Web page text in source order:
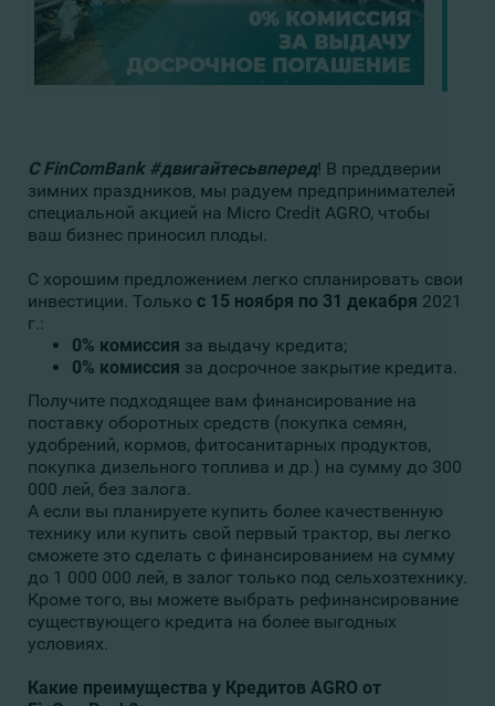
С FinComBank #двигайтесьвперед! В преддверии
зимних праздников, мы радуем предпринимателей
специальной акцией на Micro Credit AGRO, чтобы
ваш бизнес приносил плоды.
С хорошим предложением легко спланировать свои
инвестиции. Только с 15 ноября по 31 декабря 2021
г.:
0% комиссия за выдачу кредита;
0% комиссия за досрочное закрытие кредита.
Получите подходящее вам финансирование на
поставку оборотных средств (покупка семян,
удобрений, кормов, фитосанитарных продуктов,
покупка дизельного топлива и др.) на сумму до 300
000 лей, без залога.
А если вы планируете купить более качественную
технику или купить свой первый трактор, вы легко
сможете это сделать с финансированием на сумму
до 1 000 000 лей, в залог только под сельхозтехнику.
Кроме того, вы можете выбрать рефинансирование
существующего кредита на более выгодных
условиях.
Какие преимущества у Кредитов AGRO от